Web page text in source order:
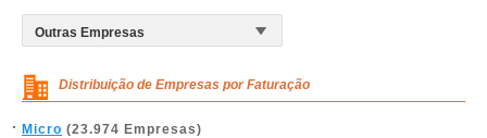
Distribuição de Empresas por Faturação
Micro (23.974 Empresas)